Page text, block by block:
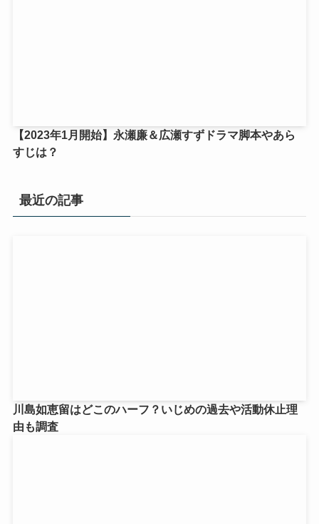
【2023年1月開始】永瀬廉＆広瀬すずドラマ脚本やあら
すじは？
最近の記事
川島如恵留はどこのハーフ？いじめの過去や活動休止理
由も調査